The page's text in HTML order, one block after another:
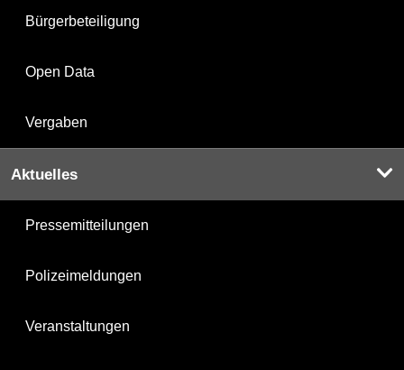
Bürgerbeteiligung
Open Data
Vergaben
Aktuelles
Pressemitteilungen
Polizeimeldungen
Veranstaltungen